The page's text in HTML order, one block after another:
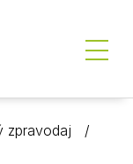
zpravodaj